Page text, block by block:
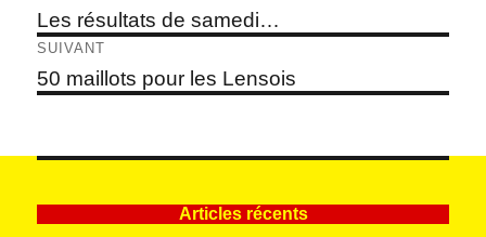
de
l’article
Article
précédent :
Les résultats de samedi…
SUIVANT
Article
suivant :
50 maillots pour les Lensois
Articles récents